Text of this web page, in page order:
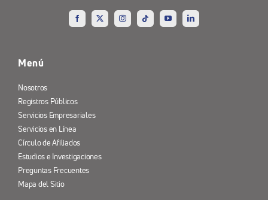
Menú
Nosotros
Registros Públicos
Servicios Empresariales
Servicios en Línea
Círculo de Afiliados
Estudios e Investigaciones
Preguntas Frecuentes
Mapa del Sitio